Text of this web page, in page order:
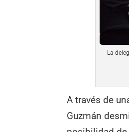
La
A través de
Guzmán